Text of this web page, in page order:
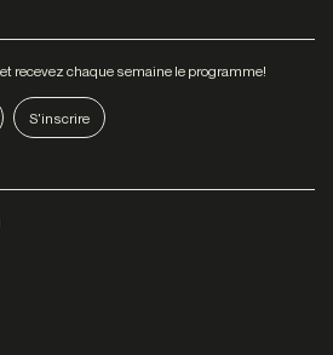
recevez chaque semaine le programme!